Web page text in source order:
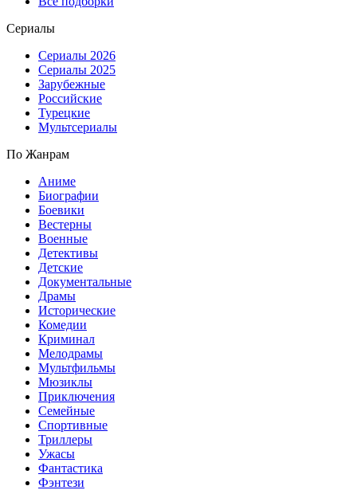
Сериалы
Сериалы 2026
Сериалы 2025
Зарубежные
Российские
Турецкие
Мультсериалы
По Жанрам
Аниме
Биографии
Боевики
Вестерны
Военные
Детективы
Детские
Документальные
Драмы
Исторические
Комедии
Криминал
Мелодрамы
Мультфильмы
Мюзиклы
Приключения
Семейные
Спортивные
Триллеры
Ужасы
Фантастика
Фэнтези